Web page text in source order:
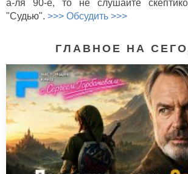
а-ля 90-е, то не слушайте
"Судью". >>> Обсудить >>>
ГЛАВНОЕ НА